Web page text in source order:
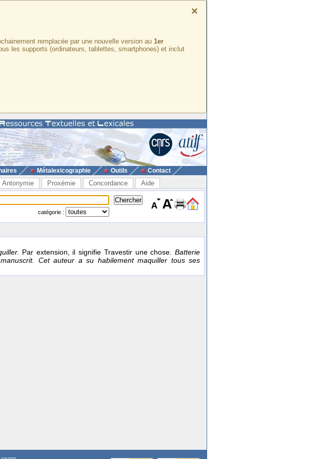
×
remplacée par une nouvelle version au 1er
les supports (ordinateurs, tablettes, smartphones) et inclut
Métalexicographie Outils Contact
Antonymie Proxémie Concordance Aide
catégorie :
Par extension, il signifie Travestir une chose.Batterie
Cet auteur a su habilement maquiller tous ses